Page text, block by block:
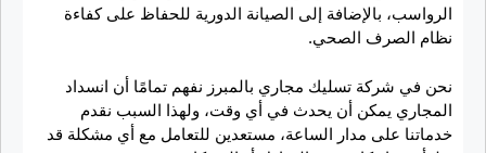
الرواسب، بالإضافة إلى الصيانة الدورية للحفاظ على كفاءة
نظام الصرف الصحي.
نحن في شركة تسليك مجاري بالمبرز نفهم تمامًا أن انسداد
المجاري يمكن أن يحدث في أي وقت، ولهذا السبب نقدم
خدماتنا على مدار الساعة، مستعدين للتعامل مع أي مشكلة قد